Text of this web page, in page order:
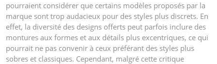
pourraient considérer que certains modèles proposés par la
marque sont trop audacieux pour des styles plus discrets. En
effet, la diversité des designs offerts peut parfois inclure des
montures aux formes et aux détails plus excentriques, ce qui
pourrait ne pas convenir à ceux préférant des styles plus
sobres et classiques. Cependant, malgré cette critique